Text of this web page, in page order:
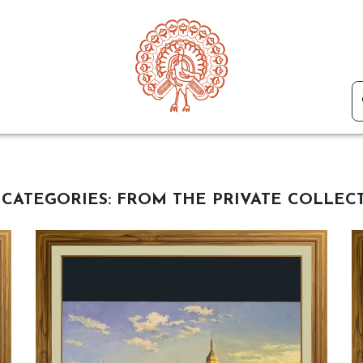
FROM THE PRIVATE